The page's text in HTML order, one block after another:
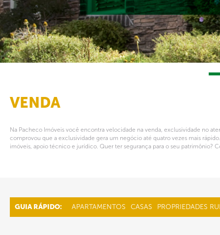
VENDA
Na Pacheco Imóveis você encontra velocidade na venda, exclusividade no
comprovou que a exclusividade gera um negócio até quatro vezes mais
imóveis, apoio técnico e jurídico. Quer ter segurança para o seu patrimônio?
GUIA RÁPIDO: APARTAMENTOS CASAS PROPRIEDADES